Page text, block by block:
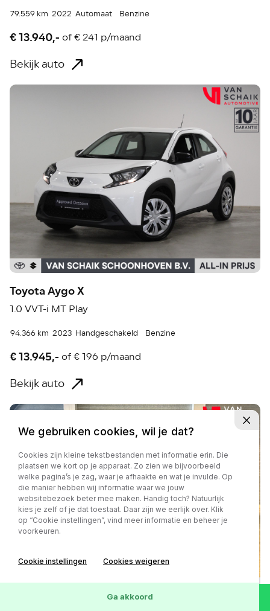
79.559 km 2022 Automaat Benzine
€ 13.940,- of€ 241 p/maand
Bekijk auto
Toyota Aygo X
1.0 VVT-i MT Play
94.366 km 2023 Handgeschakeld Benzine
€ 13.945,- of€ 196 p/maand
Bekijk auto
We gebruiken cookies, wil je dat?
Cookies zijn kleine tekstbestanden met informatie erin. Die
plaatsen we kort op je apparaat. Zo zien we bijvoorbeeld
welke pagina’s je zag, waar je afhaakte en wat je invulde. Op
die manier hebben wij informatie waar we jouw
websitebezoek beter mee maken. Handig toch? Natuurlijk
kies je zelf of je dat toestaat. Daar zijn we eerlijk over. Klik
op “Cookie instellingen”, vind meer informatie en beheer je
voorkeuren.
Cookie instellingen Cookies weigeren
Ga akkoord